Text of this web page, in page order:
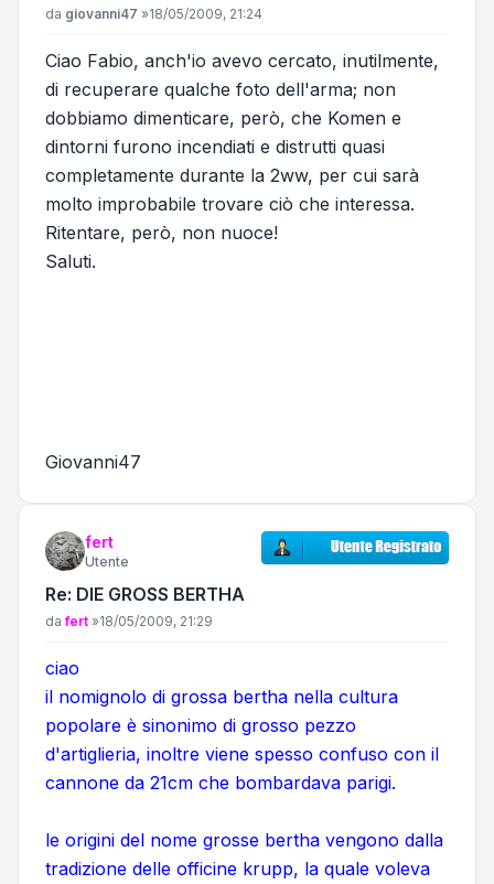
Messaggio
da giovanni47 »18/05/2009, 21:24
Ciao Fabio, anch'io avevo cercato, inutilmente,
di recuperare qualche foto dell'arma; non
dobbiamo dimenticare, però, che Komen e
dintorni furono incendiati e distrutti quasi
completamente durante la 2ww, per cui sarà
molto improbabile trovare ciò che interessa.
Ritentare, però, non nuoce!
Saluti.
Giovanni47
fert
Utente
Re: DIE GROSS BERTHA
Messaggio
dafert »18/05/2009, 21:29
ciao
il nomignolo di grossa bertha nella cultura
popolare è sinonimo di grosso pezzo
d'artiglieria, inoltre viene spesso confuso con il
cannone da 21cm che bombardava parigi.
le origini del nome grosse bertha vengono dalla
tradizione delle officine krupp, la quale voleva